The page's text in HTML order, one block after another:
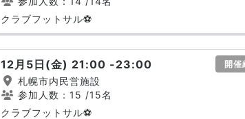
クラブフットサル⚽
12月5日(金) 21:00 -23:00 開催
札幌市内民営施設
参加人数：15 /15名
クラブフットサル⚽